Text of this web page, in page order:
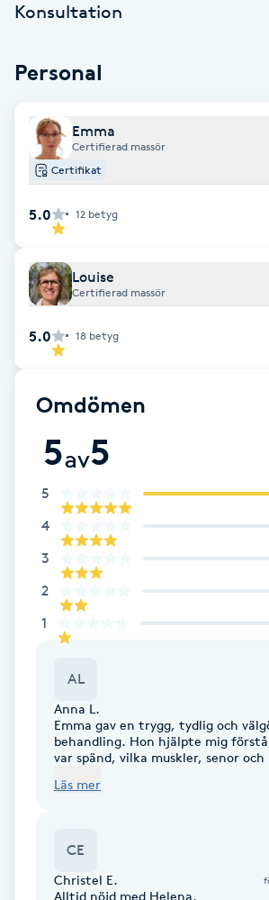
Balayage
Bambumassage
Barber
Barnklippning
BIAB
Blowout
Brynformning
Brynfärgning
Brynplockning
Bröllopsuppsättning
Coachning
Color correction
Damklippning
Konsultation
Personal
Emma
Certifierad massör
Certifikat
5.0 12 betyg
Louise
Certifierad massör
5.0 18 betyg
Omdömen
5av5
5
4
3
2
1
AL
Anna L.
Emma gav en trygg, tydlig och
behandling. Hon hjälpte mig
var spänd, vilka muskler, senor och
fint bemötande och i en fin lokal -
Läs mer
CE
Christel E.
Alltid nöjd med Helena.